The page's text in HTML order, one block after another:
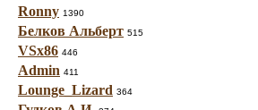
Ronny 1390
Белков Альберт 515
VSx86 446
Admin 411
Lounge_Lizard 364